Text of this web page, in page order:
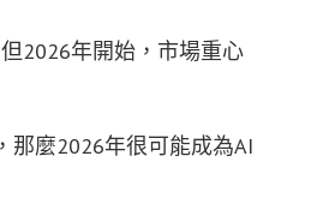
2026年開始，市場重心
那麼2026年很可能成為AI